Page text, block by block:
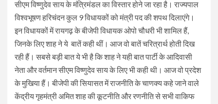
सीएम विष्णुदेव साय के मंत्रिमंडल का विस्तार होने जा रहा है। राज्यपाल
विश्वभूषण हरिचंदन कुल 9 विधायकों को मंत्री पद की शपथ दिलाएंगे।
इन विधायकों में रायगढ़ के बीजेपी विधायक ओपो चौधरी भी शामिल हैं,
जिनके लिए शाह ने ये बातें कही थीं। आज वो बातें चरित्रार्थ होती दिख
रही हैं। सबसे बड़ी बात ये भी है कि शाह ने यही बात पार्टी के आदिवासी
नेता और वर्तमान सीएम विष्णुदेव साय के लिए भी कही थी। आज वो प्रदेश
के मुखिया हैं। बीजेपी की सियासत में राजनीति के चाणक्य कहे जाने वाले
केंद्रीय गृहमंत्री अमित शाह की कूटनीति और रणनीति से सभी वाकिफ